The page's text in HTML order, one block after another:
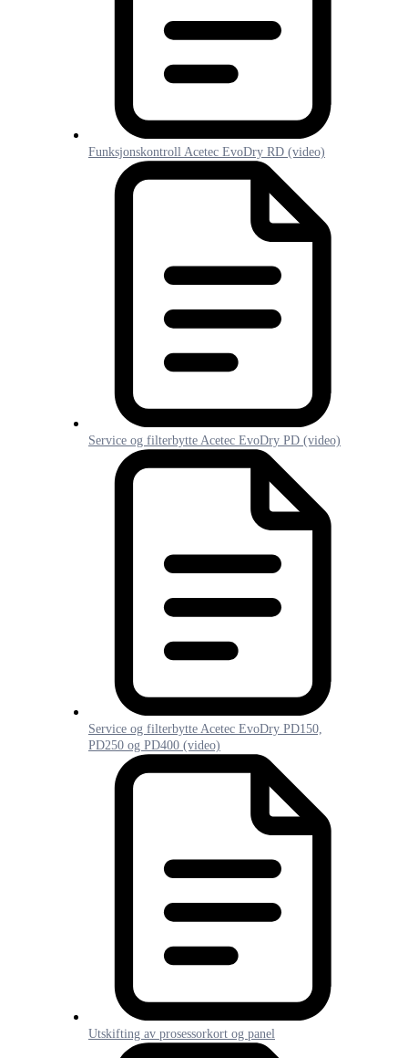
Funksjonskontroll Acetec EvoDry RD (video)
Service og filterbytte Acetec EvoDry PD (video)
Service og filterbytte Acetec EvoDry PD150,
PD250 og PD400 (video)
Utskifting av prosessorkort og panel